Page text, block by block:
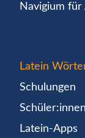
Navigium
Latein
Schulungen
Schüler:innen
Latein-Apps